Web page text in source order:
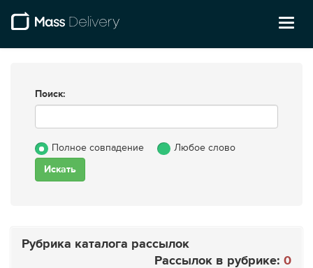
Поиск:
Полное совпадение Любое слово
Рубрика каталога рассылок
Рассылок в рубрике: 0